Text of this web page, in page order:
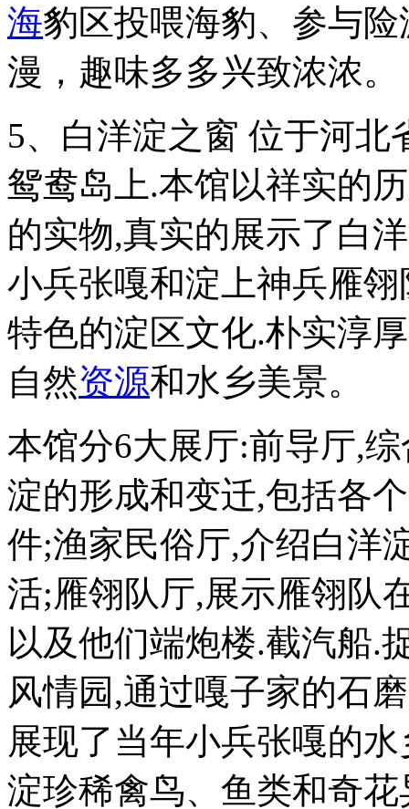
海豹区投喂海豹、参与
漫，趣味多多兴致浓浓。
5、白洋淀之窗 位于河
鸳鸯岛上.本馆以祥实的
的实物,真实的展示了白
小兵张嘎和淀上神兵雁
特色的淀区文化.朴实淳
自然资源和水乡美景。
本馆分6大展厅:前导厅,
淀的形成和变迁,包括各
件;渔家民俗厅,介绍白洋
活;雁翎队厅,展示雁翎队
以及他们端炮楼.截汽船.
风情园,通过嘎子家的石
展现了当年小兵张嘎的
淀珍稀禽鸟、鱼类和奇